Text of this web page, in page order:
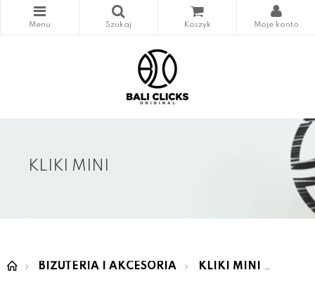
KLIKI MINI
BIŻUTERIA I AKCESORIA KLIKI MINI